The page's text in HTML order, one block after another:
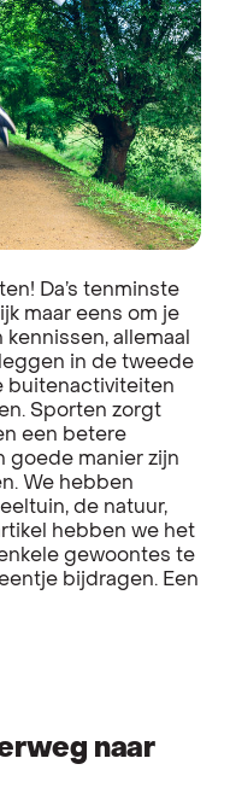
Da’s tenminste
maar eens om je
allemaal
in de tweede
buitenactiviteiten
Sporten zorgt
een betere
goede manier zijn
We hebben
de natuur,
hebben we het
gewoontes te
bijdragen. Een
naar